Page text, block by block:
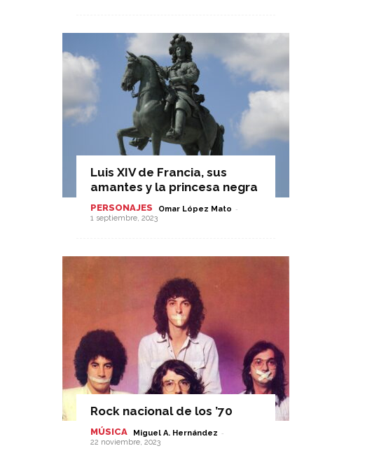
Luis XIV de Francia, sus
amantes y la princesa negra
PERSONAJES Omar López Mato -
1 septiembre, 2023
Rock nacional de los ’70
MÚSICA Miguel A. Hernández -
22 noviembre, 2023